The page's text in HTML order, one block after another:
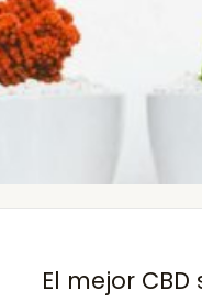
El mejor